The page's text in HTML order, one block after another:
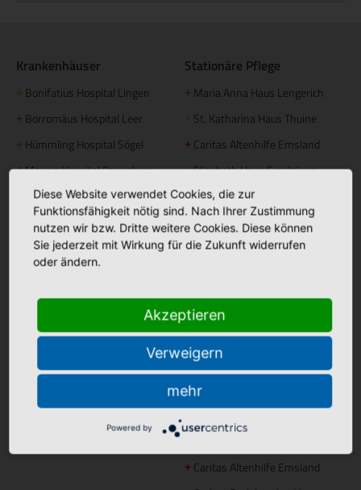
Krankenhäuser
+ Bonifatius Hospital Lingen
+ Borromäus Hospital Leer
+ Hümmling Hospital Sögel
+Marien Hospital Papenburg
Aschendorf
Facebook
Bonifatius Hospital Lingen
Hümmling Hospital Sögel
Marien Hospital Papenburg
Aschendorf
Instagram
St. Bonifatius
Hospitalgesellschaft
Stationäre Pflege
+ Maria Anna Haus Lengerich
+ St. Katharina Haus Thuine
+ Caritas Altenhilfe Emsland
+Elisabeth Haus Emsbüren
+Johannesstift Dörpen
Johannesstift Papenburg
+Matthias Haus Lohne
Tagespflege
+Maria Anna Haus Lengerich
+ Caritas Altenhilfe Emsland
Diese Website verwendet Cookies, die zur
Funktionsfähigkeit nötig sind. Nach Ihrer Zustimmung
nutzen wir bzw. Dritte weitere Cookies. Diese können
Sie jederzeit mit Wirkung für die Zukunft widerrufen
oder ändern.
Akzeptieren
Verweigern
mehr
Powered by